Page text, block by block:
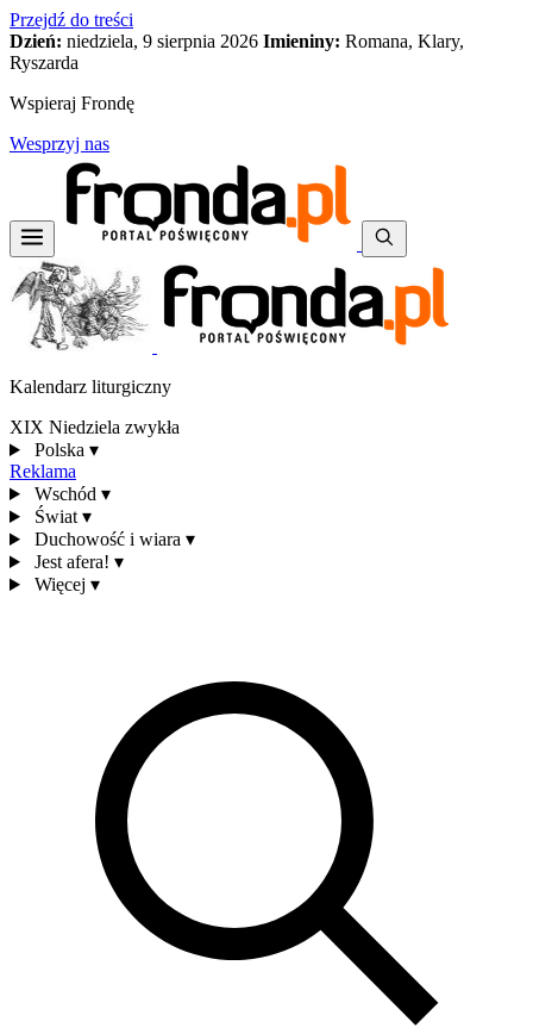
Przejdź do treści
Dzień: niedziela, 9 sierpnia 2026 Imieniny: Romana, Klary,
Ryszarda
Wspieraj Frondę
Wesprzyj nas
Kalendarz liturgiczny
XIX Niedziela zwykła
Polska ▾
Reklama
Wschód ▾
Świat ▾
Duchowość i wiara ▾
Jest afera! ▾
Więcej ▾